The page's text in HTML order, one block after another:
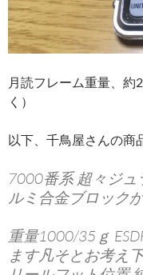
月読フレーム重量、約
く）
以下、千鳥屋さんの商
7000番系 超々ジ
ルミ合金ブロック
重量1000/35ｇ
ます凡そとお考え